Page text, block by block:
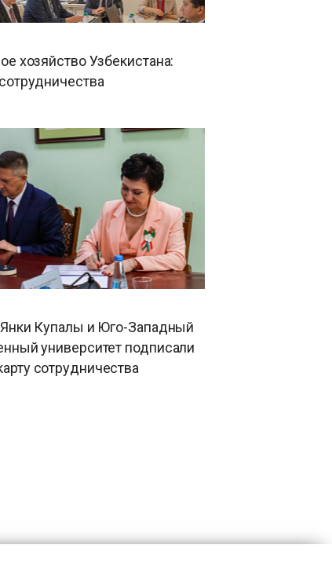
хозяйство Узбекистана:
Купалы и Юго-Западный
университет подписали
сотрудничества